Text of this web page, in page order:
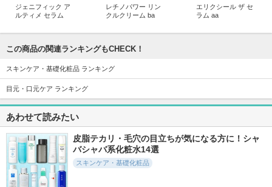
ジェニフィック ア
ルティメ セラム
レチノパワー リン
クルクリーム ba
エリクシール ザ セ
ラム aa
5.8
7415件
ジェノプティクス
インフィニットオー
ラ エッセンス
SK-II
5.6
39424件
ートメント エッセ
ンス
SK-II
5.7
5000件
パワライジング セ
ラム
この商品の関連ランキングもCHECK！
スキンケア・基礎化粧品 ランキング
目元・口元ケア ランキング
あわせて読みたい
皮脂テカリ・毛穴の目立ちが気になる方に！シャ
バシャバ系化粧水14選
スキンケア・基礎化粧品